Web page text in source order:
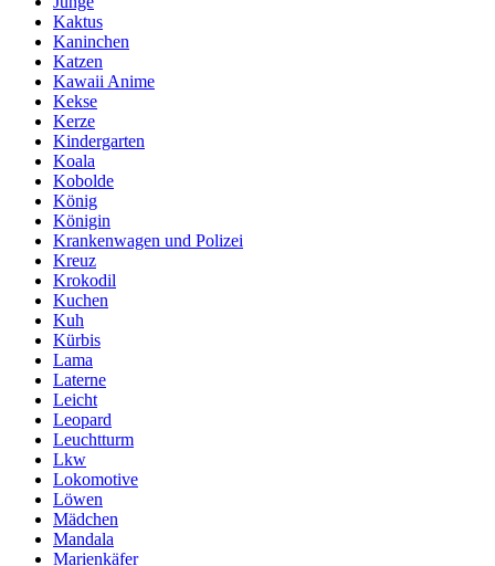
Kaktus
Kaninchen
Katzen
Kawaii Anime
Kekse
Kerze
Kindergarten
Koala
Kobolde
König
Königin
Krankenwagen und Polizei
Kreuz
Krokodil
Kuchen
Kuh
Kürbis
Lama
Laterne
Leicht
Leopard
Leuchtturm
Lkw
Lokomotive
Löwen
Mädchen
Mandala
Marienkäfer